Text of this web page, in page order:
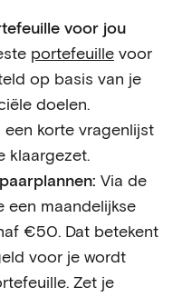
voor jou
portefeuille voor
op basis van je
doelen.
korte vragenlijst
klaargezet.
Via de
een maandelijkse
€50. Dat betekent
voor je wordt
Zet je